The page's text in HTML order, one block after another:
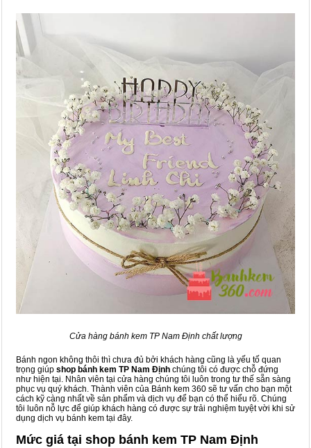
Cửa hàng bánh kem TP Nam Định chất lượng
Bánh ngon không thôi thì chưa đủ bởi khách hàng cũng là yếu tố quan
trọng giúp shop bánh kem TP Nam Định chúng tôi có được chỗ đứng
như hiện tại. Nhân viên tại cửa hàng chúng tôi luôn trong tư thế sẵn sàng
phục vụ quý khách. Thành viên của Bánh kem 360 sẽ tư vấn cho bạn một
cách kỹ càng nhất về sản phẩm và dịch vụ để bạn có thể hiểu rõ. Chúng
tôi luôn nỗ lực để giúp khách hàng có được sự trải nghiệm tuyệt vời khi sử
dụng dịch vụ bánh kem tại đây.
Mức giá tại shop bánh kem TP Nam Định